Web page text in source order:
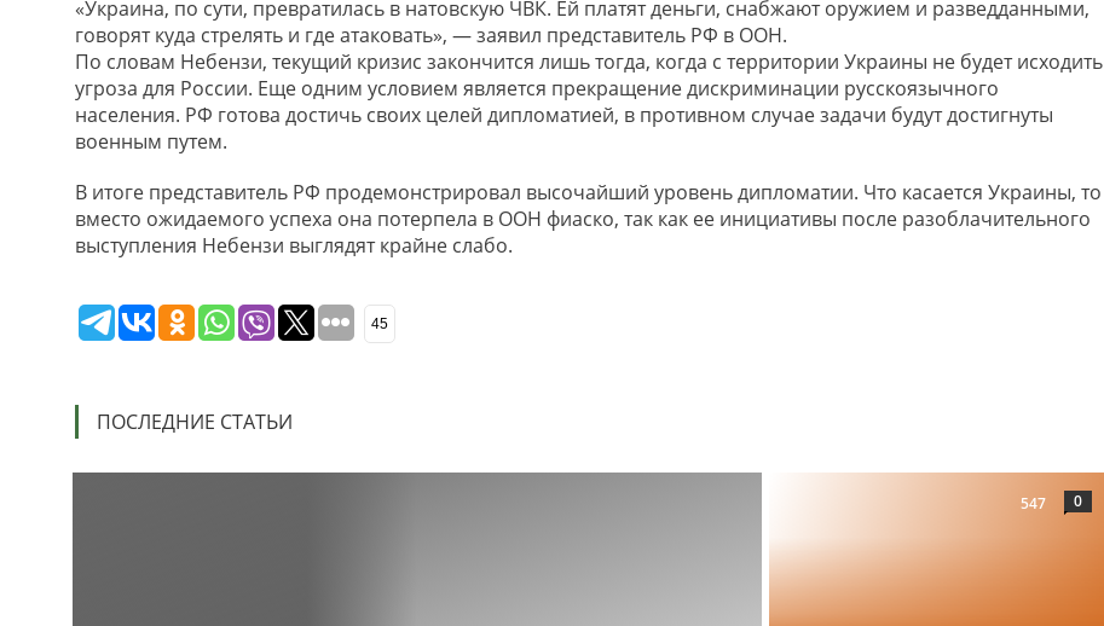
«Украина, по сути, превратилась в натовскую ЧВК. Ей платят деньги, снабжают оружием и разведданными,
говорят куда стрелять и где атаковать», — заявил представитель РФ в ООН.
По словам Небензи, текущий кризис закончится лишь тогда, когда с территории Украины не будет исходить
угроза для России. Еще одним условием является прекращение дискриминации русскоязычного
населения. РФ готова достичь своих целей дипломатией, в противном случае задачи будут достигнуты
военным путем.
В итоге представитель РФ продемонстрировал высочайший уровень дипломатии. Что касается Украины, то
вместо ожидаемого успеха она потерпела в ООН фиаско, так как ее инициативы после разоблачительного
выступления Небензи выглядят крайне слабо.
45
ПОСЛЕДНИЕ СТАТЬИ
547 0